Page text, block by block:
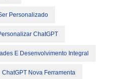
Personalizado
ChatGPT
E Desenvolvimento Integral
ChatGPT Nova Ferramenta